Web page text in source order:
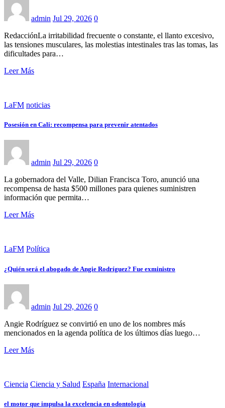
admin Jul 29, 2026 0
RedacciónLa irritabilidad frecuente o constante, el llanto excesivo,
las tensiones musculares, las molestias intestinales tras las tomas, las
dificultades para…
Leer Más
LaFM noticias
Posesión en Cali: recompensa para prevenir atentados
admin Jul 29, 2026 0
La gobernadora del Valle, Dilian Francisca Toro, anunció una
recompensa de hasta $500 millones para quienes suministren
información que permita…
Leer Más
LaFM Política
¿Quién será el abogado de Angie Rodríguez? Fue exministro
admin Jul 29, 2026 0
Angie Rodríguez se convirtió en uno de los nombres más
mencionados en la agenda política de los últimos días luego…
Leer Más
Ciencia Ciencia y Salud España Internacional
el motor que impulsa la excelencia en odontología